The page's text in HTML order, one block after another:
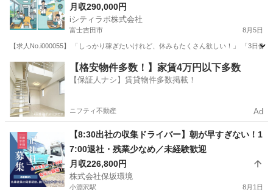
ターサーバー用お水の製造・検査🚰
月収290,000円
iシティラボ株式会社
富士吉田市 8月5日
【求人No.i000055】 「しっかり稼ぎたいけれど、休みもたくさん欲しい！」 「3日
山梨 富士吉田市 その他 未経験
【格安物件多数！】家賃4万円以下多数
【保証人ナシ】賃貸物件多数掲載！
ニフティ不動産 Ad
【8:30出社の収集ドライバー】朝が早すぎない！1
7:00退社・残業少なめ／未経験歓迎
月収226,800円
株式会社保坂環境
小淵沢駅 8月1日